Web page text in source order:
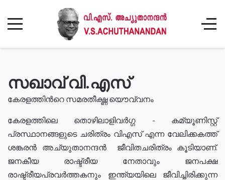
സഖാവ് വി.എസ്
കേരളത്തിൻറെ സമരതീക്ഷ്ണ യൌവ്വനം
കേരളത്തിലെ തൊഴിലാളിവർഗ്ഗ - കമ്യൂണിസ്റ്റ്
പ്രസ്ഥാനങ്ങളുടെ ചരിത്രം വിഎസ് എന്ന വേലിക്കകത്ത്
ശങ്കരൻ അച്യുതാനന്ദൻ ജീവിതചരിത്രം കൂടിയാണ്.
ജനകീയ രാഷ്ട്രീയ നേതാവും ജനപക്ഷ
രാഷ്ട്രീയപ്രവർത്തകനും ഇന്ത്യയിലെ ജീവിച്ചിരിക്കുന്ന